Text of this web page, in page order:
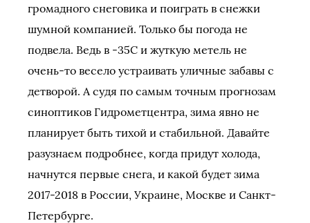
громадного снеговика и поиграть в снежки
шумной компанией. Только бы погода не
подвела. Ведь в -35С и жуткую метель не
очень-то весело устраивать уличные забавы с
детворой. А судя по самым точным прогнозам
синоптиков Гидрометцентра, зима явно не
планирует быть тихой и стабильной. Давайте
разузнаем подробнее, когда придут холода,
начнутся первые снега, и какой будет зима
2017-2018 в России, Украине, Москве и Санкт-
Петербурге.